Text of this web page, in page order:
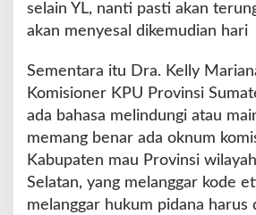
selain YL, nanti pasti akan
akan menyesal dikemudian hari
Sementara itu Dra. Kelly
Komisioner KPU Provinsi
ada bahasa melindungi atau
memang benar ada oknum
Kabupaten mau Provinsi
Selatan, yang melanggar kode
melanggar hukum pidana harus